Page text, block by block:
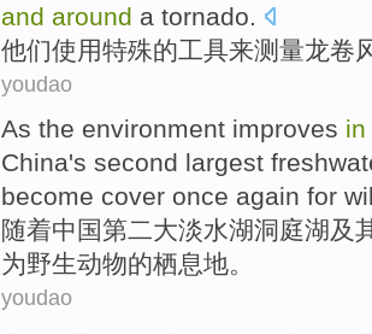
and around a tornado.
他们使用特殊的工具来测量龙卷
youdao
As the environment improves in
China's second largest
become cover once again for
随着中国第二大淡水湖洞庭湖及
为野生动物的栖息地。
youdao